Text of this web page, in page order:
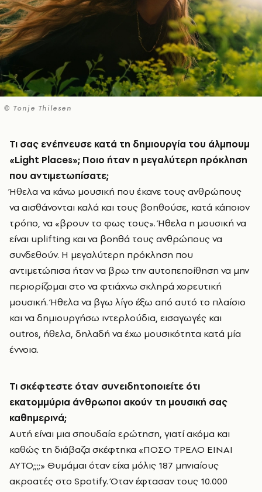
© Tonje Thilesen
Τι σας ενέπνευσε κατά τη δημιουργία του άλμπουμ
«Light Places»; Ποιο ήταν η μεγαλύτερη πρόκληση
που αντιμετωπίσατε;
Ήθελα να κάνω μουσική που έκανε τους ανθρώπους
να αισθάνονται καλά και τους βοηθούσε, κατά κάποιον
τρόπο, να «βρουν το φως τους». Ήθελα η μουσική να
είναι uplifting και να βοηθά τους ανθρώπους να
συνδεθούν. Η μεγαλύτερη πρόκληση που
αντιμετώπισα ήταν να βρω την αυτοπεποίθηση να μην
περιορίζομαι στο να φτιάχνω σκληρά χορευτική
μουσική. Ήθελα να βγω λίγο έξω από αυτό το πλαίσιο
και να δημιουργήσω ιντερλούδια, εισαγωγές και
outros, ήθελα, δηλαδή να έχω μουσικότητα κατά μία
έννοια.
Τι σκέφτεστε όταν συνειδητοποιείτε ότι
εκατομμύρια άνθρωποι ακούν τη μουσική σας
καθημερινά;
Αυτή είναι μια σπουδαία ερώτηση, γιατί ακόμα και
καθώς τη διάβαζα σκέφτηκα «ΠΟΣΟ ΤΡΕΛΟ ΕΙΝΑΙ
ΑΥΤΟ;;;;» Θυμάμαι όταν είχα μόλις 187 μηνιαίους
ακροατές στο Spotify. Όταν έφτασαν τους 10.000